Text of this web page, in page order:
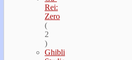
Rei:
Zero
(
2
)
Ghibli